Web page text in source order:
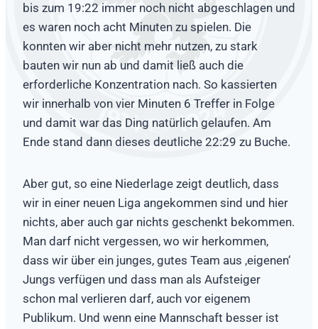
bis zum 19:22 immer noch nicht abgeschlagen und
es waren noch acht Minuten zu spielen. Die
konnten wir aber nicht mehr nutzen, zu stark
bauten wir nun ab und damit ließ auch die
erforderliche Konzentration nach. So kassierten
wir innerhalb von vier Minuten 6 Treffer in Folge
und damit war das Ding natürlich gelaufen. Am
Ende stand dann dieses deutliche 22:29 zu Buche.
Aber gut, so eine Niederlage zeigt deutlich, dass
wir in einer neuen Liga angekommen sind und hier
nichts, aber auch gar nichts geschenkt bekommen.
Man darf nicht vergessen, wo wir herkommen,
dass wir über ein junges, gutes Team aus ‚eigenen‘
Jungs verfügen und dass man als Aufsteiger
schon mal verlieren darf, auch vor eigenem
Publikum. Und wenn eine Mannschaft besser ist